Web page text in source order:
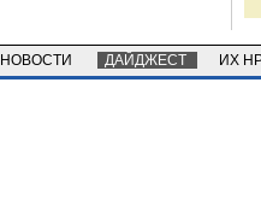
НОВОСТИ ДАЙДЖЕСТ ИХ